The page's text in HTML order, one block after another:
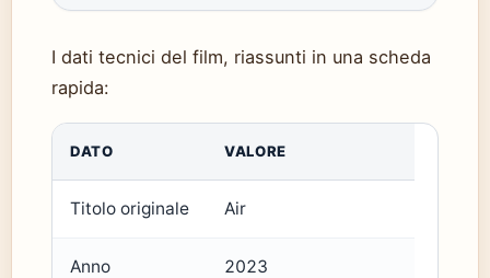
I dati tecnici del film, riassunti in una scheda
rapida:
DATO VALORE
Titolo originale Air
Anno 2023